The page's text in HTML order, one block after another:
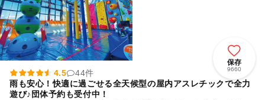
保存
9660
4.5
44件
雨も安心！快適に過ごせる全天候型の屋内アスレチックで全力
遊び♪団体予約も受付中！